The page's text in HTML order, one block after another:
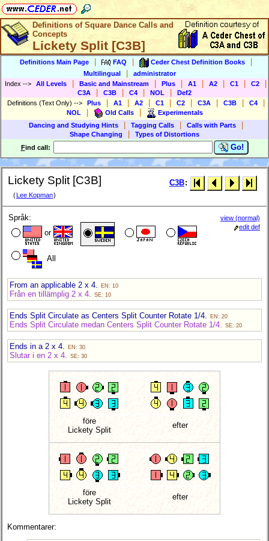
Definitions of Square Dance Calls and
Concepts
Lickety Split [C3B]
Definitions Main Page FAQ Ceder Chest Definition Books
Multilingual
administrator
Index --> All Levels Basic and Mainstream Plus A1 A2 C1 C2
C3A C3B C4 NOL
Def2
Definitions (Text Only) --> Plus A1 A2 C1 C2 C3A C3B C4
NOL Old Calls
Experimentals
Dancing and Studying Hints
Tagging Calls Calls with Parts
Shape Changing
Types of Distortions
Find call: Go!
Lickety Split [C3B]
( Lee Kopman)
C3B:
Språk:
or
All
view (normal)
edit def
From an applicable 2 x 4. EN: 10
Från en tillämplig 2 x 4. SE: 10
Ends Split Circulate as Centers Split Counter Rotate 1/4. EN: 20
Ends Split Circulate medan Centers Split Counter Rotate 1/4. SE: 20
Ends in a 2 x 4. EN: 30
Slutar i en 2 x 4. SE: 30
före
Lickety Split
efter
före
Lickety Split
efter
Kommentarer: